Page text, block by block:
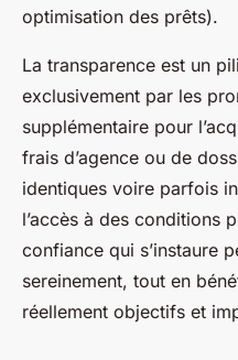
optimisation des prêts).
La transparence est un
exclusivement par les
supplémentaire pour
frais d’agence ou de
identiques voire parfois
l’accès à des conditions
confiance qui s’instaure
sereinement, tout en
réellement objectifs et